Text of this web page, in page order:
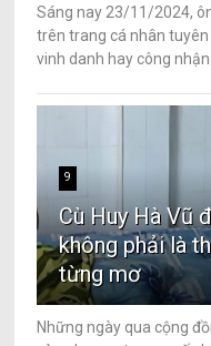
Sáng nay 23/11/2024,
trên trang cá nhân tuyên
vinh danh hay công nhận
9
Cù Huy Hà Vũ
không phải là
từng mơ
Những ngày qua cộng